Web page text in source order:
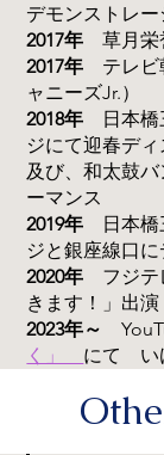
デモンストレ
2017年 草月栄
2017年 テレビ
ャニーズJr.）
2018年 日本橋
ジにて迎春デ
及び、和太鼓
ーマンス
2019年 日本橋
ジと銀座線口
2020年 フジテ
きます！」出
2023年～
く」 にて い